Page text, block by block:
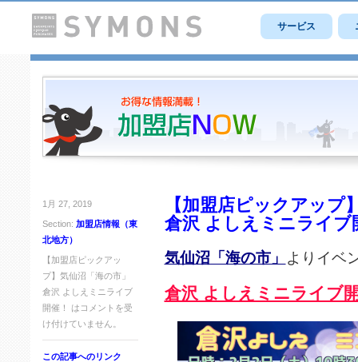
サービス
1月 27, 2019
Section: 加盟店情報（東
北地方）
【加盟店ピックアッ
プ】気仙沼「海の市」
倉沢 よしえミニライブ
開催！ は コメントを受
け付けていません。
この記事へのリンク
【加盟店ピックアップ
倉沢 よしえミニライブ
気仙沼「海の市」 よりイベ
倉沢 よしえミニライブ